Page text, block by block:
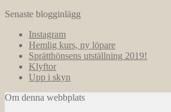
Senaste blogginlägg
Instagram
Hemlig kurs, ny löpare
Sprätthönsens utställning 2019!
Klyftor
Upp i skyn
Om denna webbplats